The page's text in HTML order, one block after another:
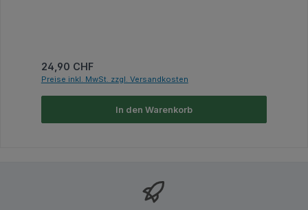
Regulärer Preis:
24,90 CHF
Preise inkl. MwSt. zzgl. Versandkosten
In den Warenkorb